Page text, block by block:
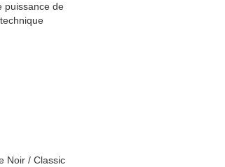
puissance de
Noir / Classic